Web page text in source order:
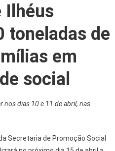
Ilhéus
toneladas de
em
social
nos dias 10 e 11 de abril, nas
Secretaria de Promoção Social